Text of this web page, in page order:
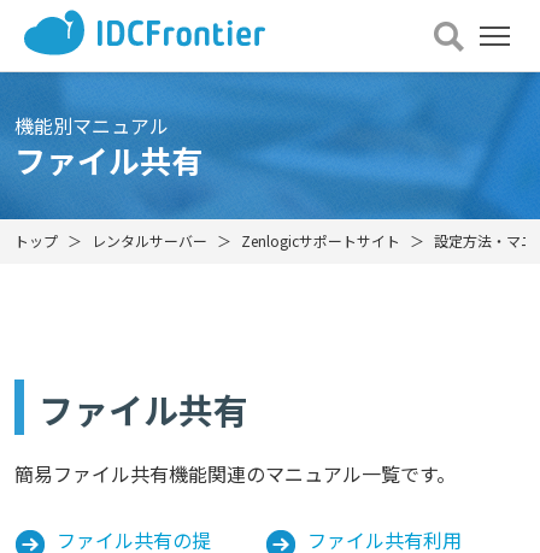
メ
ニュー
を
機能別マニュアル
ファイル共有
トップ レンタルサーバー Zenlogicサポートサイト 設定方法・マニ
ファイル共有
簡易ファイル共有機能関連のマニュアル一覧です。
ファイル共有の提
ファイル共有利用